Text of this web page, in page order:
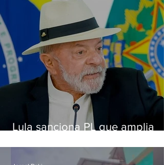
Lula sanciona PL que amplia
crianças